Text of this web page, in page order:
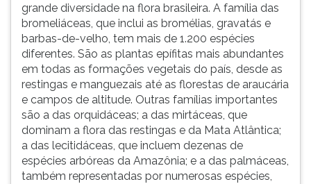
grande diversidade na flora brasileira. A família das
bromeliáceas, que inclui as bromélias, gravatás e
barbas-de-velho, tem mais de 1.200 espécies
diferentes. São as plantas epífitas mais abundantes
em todas as formações vegetais do país, desde as
restingas e manguezais até as florestas de araucária
e campos de altitude. Outras famílias importantes
são a das orquidáceas; a das mirtáceas, que
dominam a flora das restingas e da Mata Atlântica;
a das lecitidáceas, que incluem dezenas de
espécies arbóreas da Amazônia; e a das palmáceas,
também representadas por numerosas espécies,